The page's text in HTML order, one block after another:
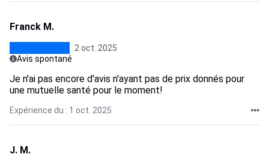
Franck M.
2 oct. 2025
Avis spontané
Je n'ai pas encore d'avis n'ayant pas de prix donnés pour
une mutuelle santé pour le moment!
Expérience du : 1 oct. 2025
J. M.